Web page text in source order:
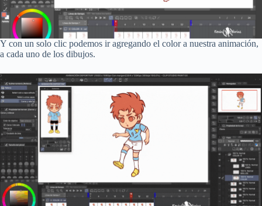
Y con un solo clic podemos ir agregando el color a nuestra animación,
a cada uno de los dibujos.